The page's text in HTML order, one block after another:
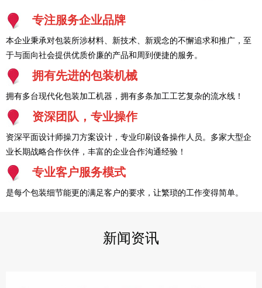
专注服务企业品牌
本企业秉承对包装所涉材料、新技术、新观念的不懈追求和推广，至
于与面向社会提供优质价廉的产品和周到便捷的服务。
拥有先进的包装机械
拥有多台现代化包装加工机器，拥有多条加工工艺复杂的流水线！
资深团队，专业操作
资深平面设计师操刀方案设计，专业印刷设备操作人员。多家大型企
业长期战略合作伙伴，丰富的企业合作沟通经验！
专业客户服务模式
是每个包装细节能更的满足客户的要求，让繁琐的工作变得简单。
新闻资讯